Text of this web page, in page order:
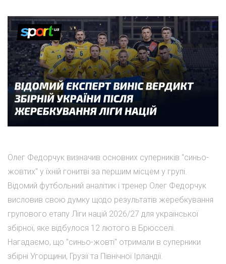
Олег Федорчук визначив основних суперників "синьо-
жовтих" у їхній гонитві за першим місцем у групі.
Відомий футбольний аналітик і тренер Олег Федорчук
висловив свою думку щодо результатів жеребкування
групового етапу Ліги націй 2026/27 для української
збірної, яке відбулося 12 лютого в Брюсселі.
Нагадаємо, що "синьо-жовті" отримали в суперники
збірні Угорщини, Грузії та Північної Ірландії.